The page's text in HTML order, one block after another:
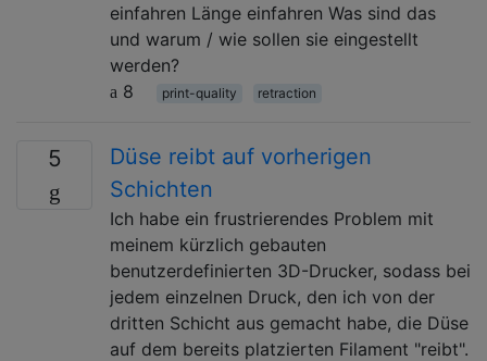
einfahren Länge einfahren Was sind das
und warum / wie sollen sie eingestellt
werden?
8
print-quality retraction
5
Düse reibt auf vorherigen
Schichten
Ich habe ein frustrierendes Problem mit
meinem kürzlich gebauten
benutzerdefinierten 3D-Drucker, sodass bei
jedem einzelnen Druck, den ich von der
dritten Schicht aus gemacht habe, die Düse
auf dem bereits platzierten Filament "reibt".